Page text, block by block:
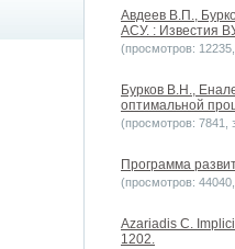
Авдеев В.П.,
АСУ. : Известия
(просмотров:
Бурков B.H.,
оптимальной
(просмотров: 7841,
Программа
(просмотров:
Azariadis C.
1202.